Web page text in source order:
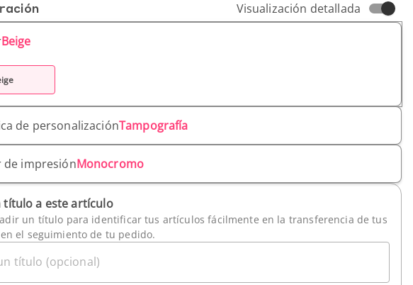
Visualización detallada
Beige
de personalizaciónTampografía
de impresiónMonocromo
título a este artículo
un título para identificar tus artículos fácilmente en la transferencia de tus
el seguimiento de tu pedido.
título (opcional)